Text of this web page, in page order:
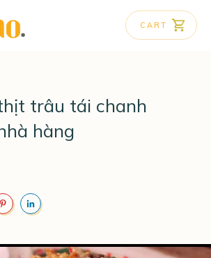
CART
trâu tái chanh
hàng